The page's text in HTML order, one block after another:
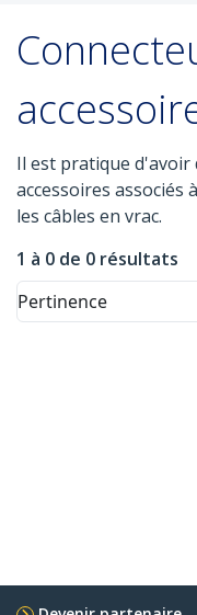
Il est pratique d'avoir
accessoires
les câbles en vrac.
1 à 0 de 0 résultats
Pertinence